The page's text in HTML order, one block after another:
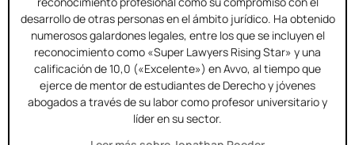
desarrollo de otras personas en el ámbito jurídico. Ha obtenido
numerosos galardones legales, entre los que se incluyen el
reconocimiento como «Super Lawyers Rising Star» y una
calificación de 10,0 («Excelente») en Avvo, al tiempo que
ejerce de mentor de estudiantes de Derecho y jóvenes
abogados a través de su labor como profesor universitario y
líder en su sector.